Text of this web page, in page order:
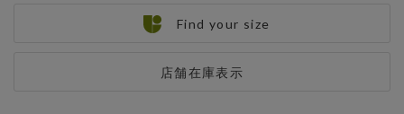
店舗在庫表示
Find your size